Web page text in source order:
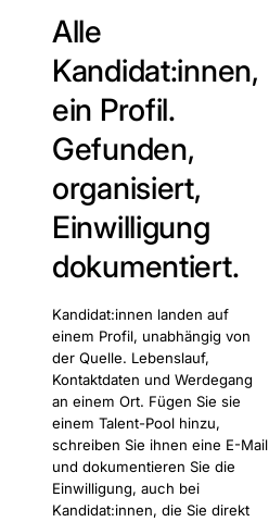
Alle
Kandidat:innen,
ein Profil.
Gefunden,
organisiert,
Einwilligung
dokumentiert.
Kandidat:innen landen auf
einem Profil, unabhängig von
der Quelle. Lebenslauf,
Kontaktdaten und Werdegang
an einem Ort. Fügen Sie sie
einem Talent-Pool hinzu,
schreiben Sie ihnen eine E-Mail
und dokumentieren Sie die
Einwilligung, auch bei
Kandidat:innen, die Sie direkt